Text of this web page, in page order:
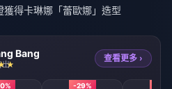
得卡琳娜「蕾歐娜」造型
Bang
出
查看更多 ›
-29%